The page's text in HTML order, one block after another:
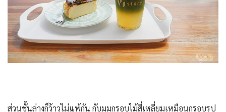
ส่วนชั้นล่างก็ว้าวไม่แพ้กัน กับมุมกรอบไม้สี่เหลี่ยมเหมือนกรอบรูป